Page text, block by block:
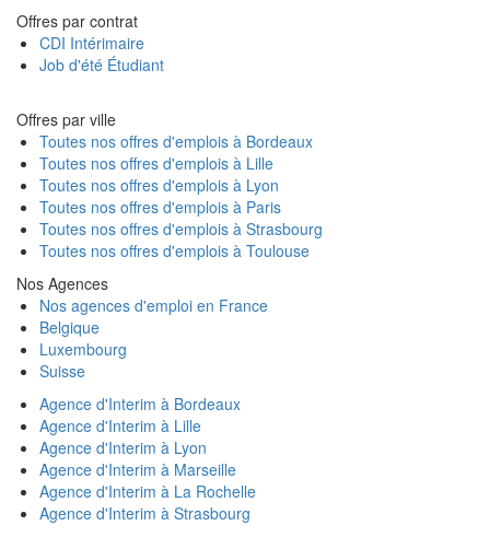
Offres par contrat
CDI Intérimaire
Job d'été Étudiant
Offres par ville
Toutes nos offres d'emplois à Bordeaux
Toutes nos offres d'emplois à Lille
Toutes nos offres d'emplois à Lyon
Toutes nos offres d'emplois à Paris
Toutes nos offres d'emplois à Strasbourg
Toutes nos offres d'emplois à Toulouse
Nos Agences
Nos agences d'emploi en France
Belgique
Luxembourg
Suisse
Agence d'Interim à Bordeaux
Agence d'Interim à Lille
Agence d'Interim à Lyon
Agence d'Interim à Marseille
Agence d'Interim à La Rochelle
Agence d'Interim à Strasbourg